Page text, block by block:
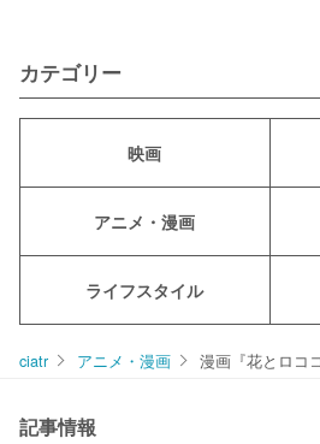
カテゴリー
映画
アニメ・漫画
ライフスタイル
ciatr アニメ・漫画 漫画『花とロコ
記事情報